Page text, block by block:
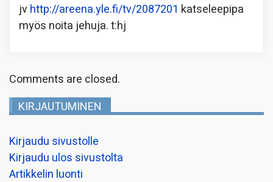
jvhttp://areena.yle.fi/tv/2087201 katseleepipa
myös noita jehuja. t:hj
Comments are closed.
KIRJAUTUMINEN
Kirjaudu sivustolle
Kirjaudu ulos sivustolta
Artikkelin luonti